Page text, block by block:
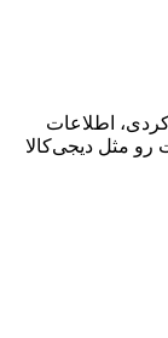
اطلاعات
مثل دیجی‌کالا